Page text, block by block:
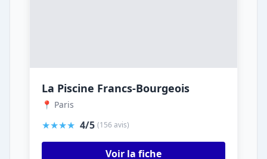
La Piscine Francs-Bourgeois
📍 Paris
★★★★ 4/5 (156 avis)
Voir la fiche